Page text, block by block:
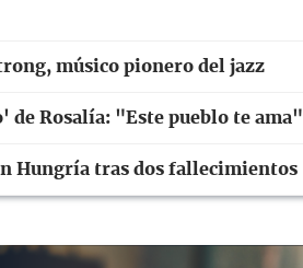
músico pionero del jazz
Rosalía: "Este pueblo te ama"
Hungría tras dos fallecimientos